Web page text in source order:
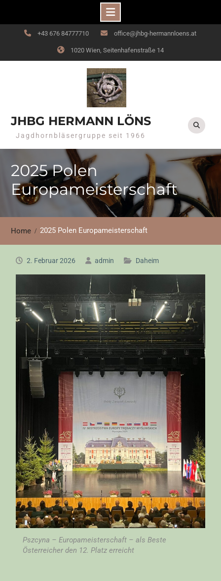
+43 676 84777710 office@jhbg-hermannloens.at
1020 Wien, Seitenhafenstraße 14
JHBG HERMANN LÖNS
Jagdhornbläsergruppe seit 1966
2025 Polen
Europameisterschaft
Home 2025 Polen Europameisterschaft
2. Februar 2026 admin Daheim
Pszcyna – Europameisterschaft – als Beste
Österreicher den 12. Platz erreicht